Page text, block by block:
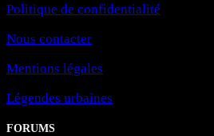
Politique de confidentialité
Nous contacter
Mentions légales
Légendes urbaines
FORUMS